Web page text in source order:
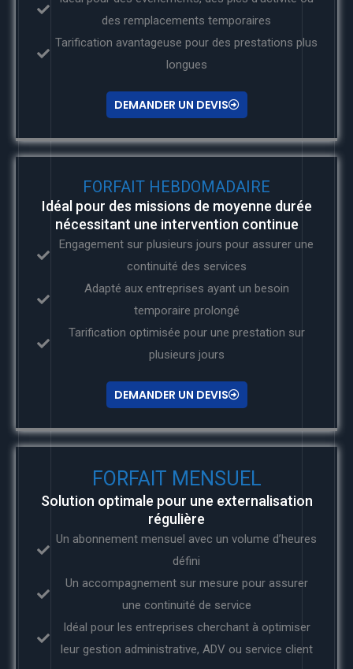
des remplacements temporaires
Tarification avantageuse pour des prestations plus
longues
DEMANDER UN DEVIS
FORFAIT HEBDOMADAIRE
Idéal pour des missions de moyenne durée
nécessitant une intervention continue
Engagement sur plusieurs jours pour assurer une
continuité des services
Adapté aux entreprises ayant un besoin
temporaire prolongé
Tarification optimisée pour une prestation sur
plusieurs jours
DEMANDER UN DEVIS
FORFAIT MENSUEL
Solution optimale pour une externalisation
régulière
Un abonnement mensuel avec un volume d’heures
défini
Un accompagnement sur mesure pour assurer
une continuité de service
Idéal pour les entreprises cherchant à optimiser
leur gestion administrative, ADV ou service client